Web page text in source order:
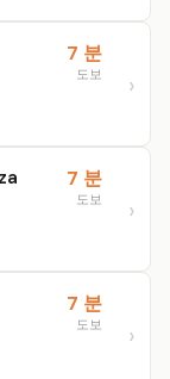
7 분
도보
7 분
도보
7 분
도보